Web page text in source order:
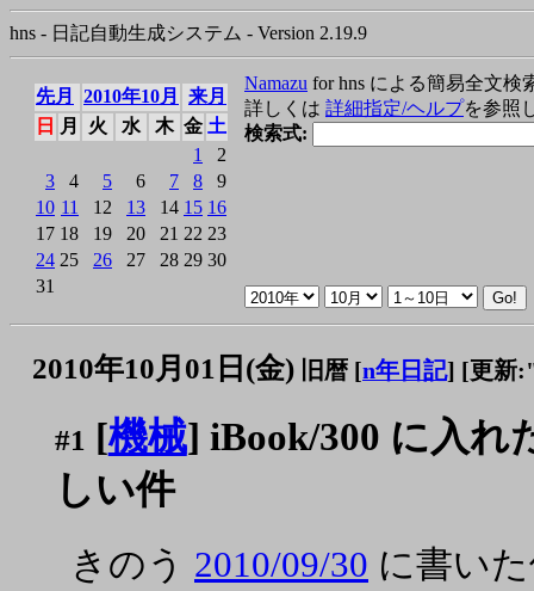
hns - 日記自動生成システム - Version 2.19.9
先月 2010年10月
来月
日
月 火 水 木 金 土
1
2
3
4 5 6 7 8
9
10 11 12 13 14 15 16
17 18 19 20 21 22 23
24 25 26 27 28 29 30
31
Namazu for hns による簡易全文検
詳しくは 詳細指定/ヘルプを参照
検索式:
2010年10月01日(金) 旧暦 [n年日記] [更新
#1 [機械] iBook/300 に入れ
しい件
きのう 2010/09/30 に書い